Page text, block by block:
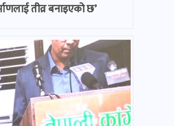
तीव्र बनाइएको छ’